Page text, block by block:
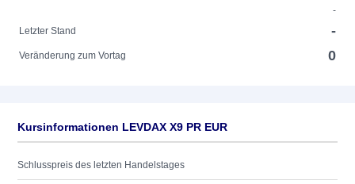
-
Letzter Stand
-
Veränderung zum Vortag 0
Kursinformationen LEVDAX X9 PR EUR
Schlusspreis des letzten Handelstages